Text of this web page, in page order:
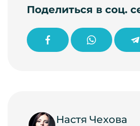
Поделиться в соц.
Настя Чехова